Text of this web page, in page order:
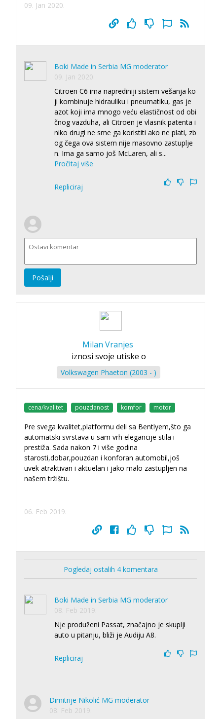
09. Jan 2020.
Boki Made in Serbia MG moderator
09. Jan 2020.
Citroen C6 ima naprediniji sistem vešanja ko
ji kombinuje hidrauliku i pneumatiku, gas je
azot koji ima mnogo veću elastičnost od obi
čnog vazduha, ali Citroen je vlasnik patenta i
niko drugi ne sme ga koristiti ako ne plati, zb
og čega ova sistem nije masovno zastuplje
n. Ima ga samo još McLaren, ali s...
Pročitaj više
Repliciraj
Pošalji
Milan Vranjes
iznosi svoje utiske o
Volkswagen Phaeton (2003 - )
cena/kvalitet pouzdanost komfor motor
Pre svega kvalitet,platformu deli sa Bentlyem,što ga
automatski svrstava u sam vrh elegancije stila i
prestiža. Sada nakon 7 i više godina
starosti,dobar,pouzdan i konforan automobil,još
uvek atraktivan i aktuelan i jako malo zastupljen na
našem tržištu.
06. Feb 2019.
Pogledaj ostalih 4 komentara
Boki Made in Serbia MG moderator
08. Feb 2019.
Nje produženi Passat, značajno je skuplji
auto u pitanju, bliži je Audiju A8.
Repliciraj
Dimitrije Nikolić MG moderator
08. Feb 2019.